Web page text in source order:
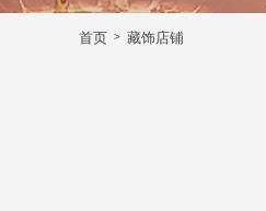
首页 > 藏饰店铺